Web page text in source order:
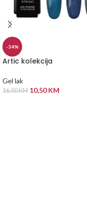
-34%
Artic kolekcija
Gel lak
16,00KM 10,50KM